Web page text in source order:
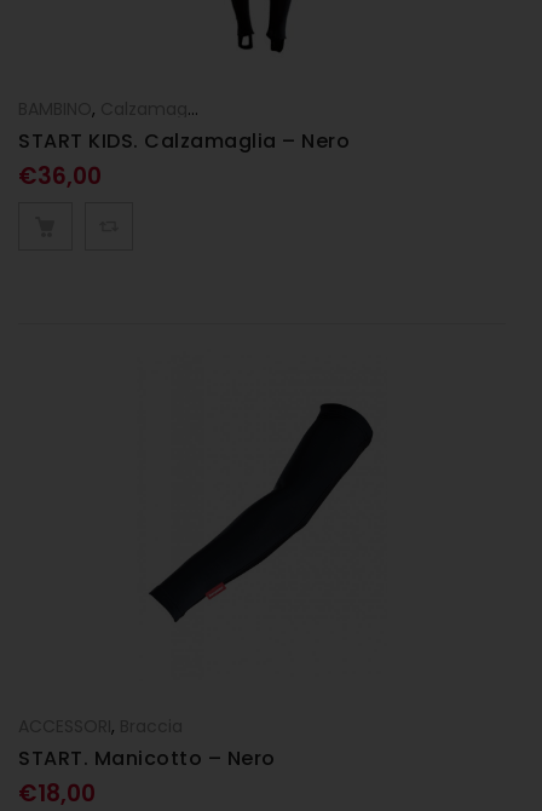
,
START KIDS. Calzamaglia – Nero
€36,00
,
START. Manicotto – Nero
€18,00